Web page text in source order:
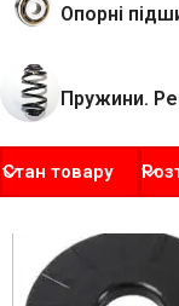
Опорні
Пружини.
Стан товару